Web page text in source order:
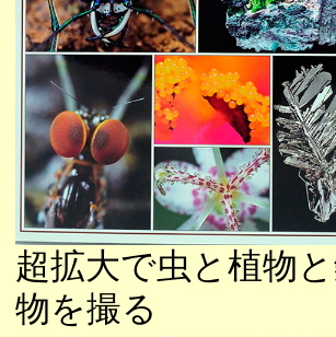
超拡大で虫と植物
物を撮る